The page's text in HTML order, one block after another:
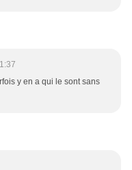
y en a qui le sont sans